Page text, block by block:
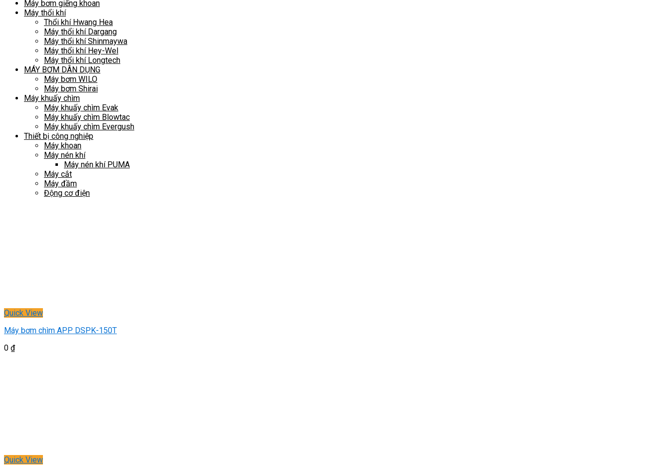
Máy bơm giếng khoan
Máy thổi khí
Thổi khí Hwang Hea
Máy thổi khí Dargang
Máy thổi khí Shinmaywa
Máy thổi khí Hey-Wel
Máy thổi khí Longtech
MÁY BƠM DÂN DỤNG
Máy bơm WILO
Máy bơm Shirai
Máy khuấy chìm
Máy khuấy chìm Evak
Máy khuấy chìm Blowtac
Máy khuấy chìm Evergush
Thiết bị công nghiệp
Máy khoan
Máy nén khí
Máy nén khí PUMA
Máy cắt
Máy đầm
Động cơ điện
Quick View
Máy bơm chìm APP DSPK-150T
0 ₫
Quick View